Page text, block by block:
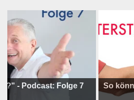
Folge 7 So können Sie